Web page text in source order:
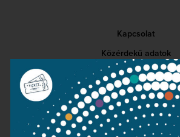
Kapcsolat
Közérdekű adatok
Sajtószoba
Adatvédelem
Impresszum